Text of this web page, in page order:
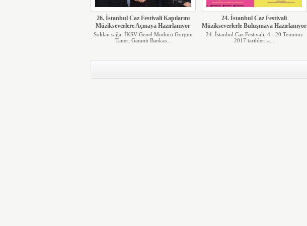
26. İstanbul Caz Festivali Kapılarını
Müzikseverlere Açmaya Hazırlanıyor
Soldan sağa: İKSV Genel Müdürü Görgün
Taner, Garanti Bankas...
24. İstanbul Caz Festivali
Müzikseverlerle Buluşmaya Hazırlanıyor
24. İstanbul Caz Festivali, 4 - 20 Temmuz
2017 tarihleri a...